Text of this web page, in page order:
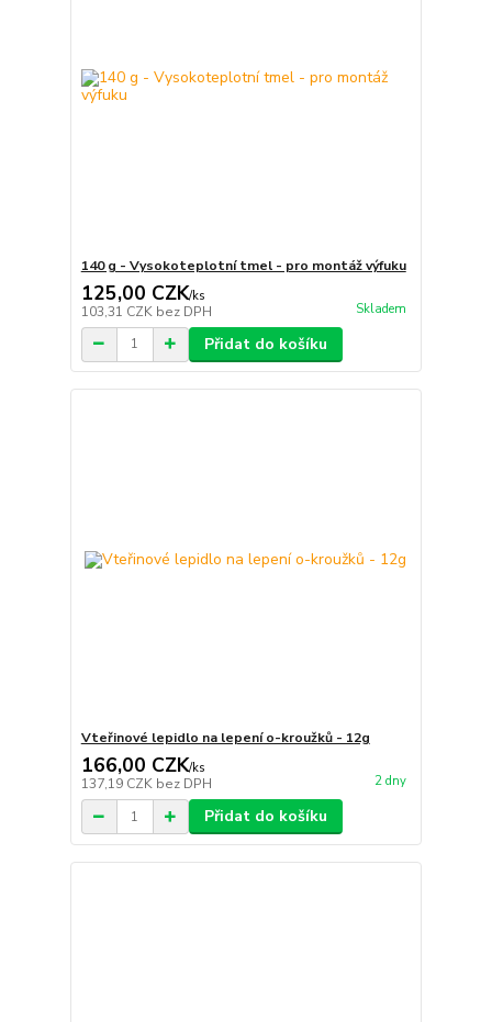
140 g - Vysokoteplotní tmel - pro montáž výfuku
125,00 CZK/ks
103,31 CZK bez DPH Skladem
Přidat do košíku
Vteřinové lepidlo na lepení o-kroužků - 12g
166,00 CZK/ks
137,19 CZK bez DPH 2 dny
Přidat do košíku